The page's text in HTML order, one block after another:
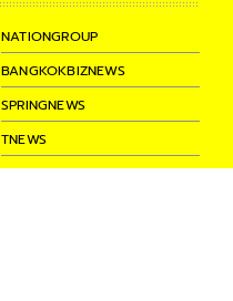
NATIONGROUP
BANGKOKBIZNEWS
SPRINGNEWS
TNEWS